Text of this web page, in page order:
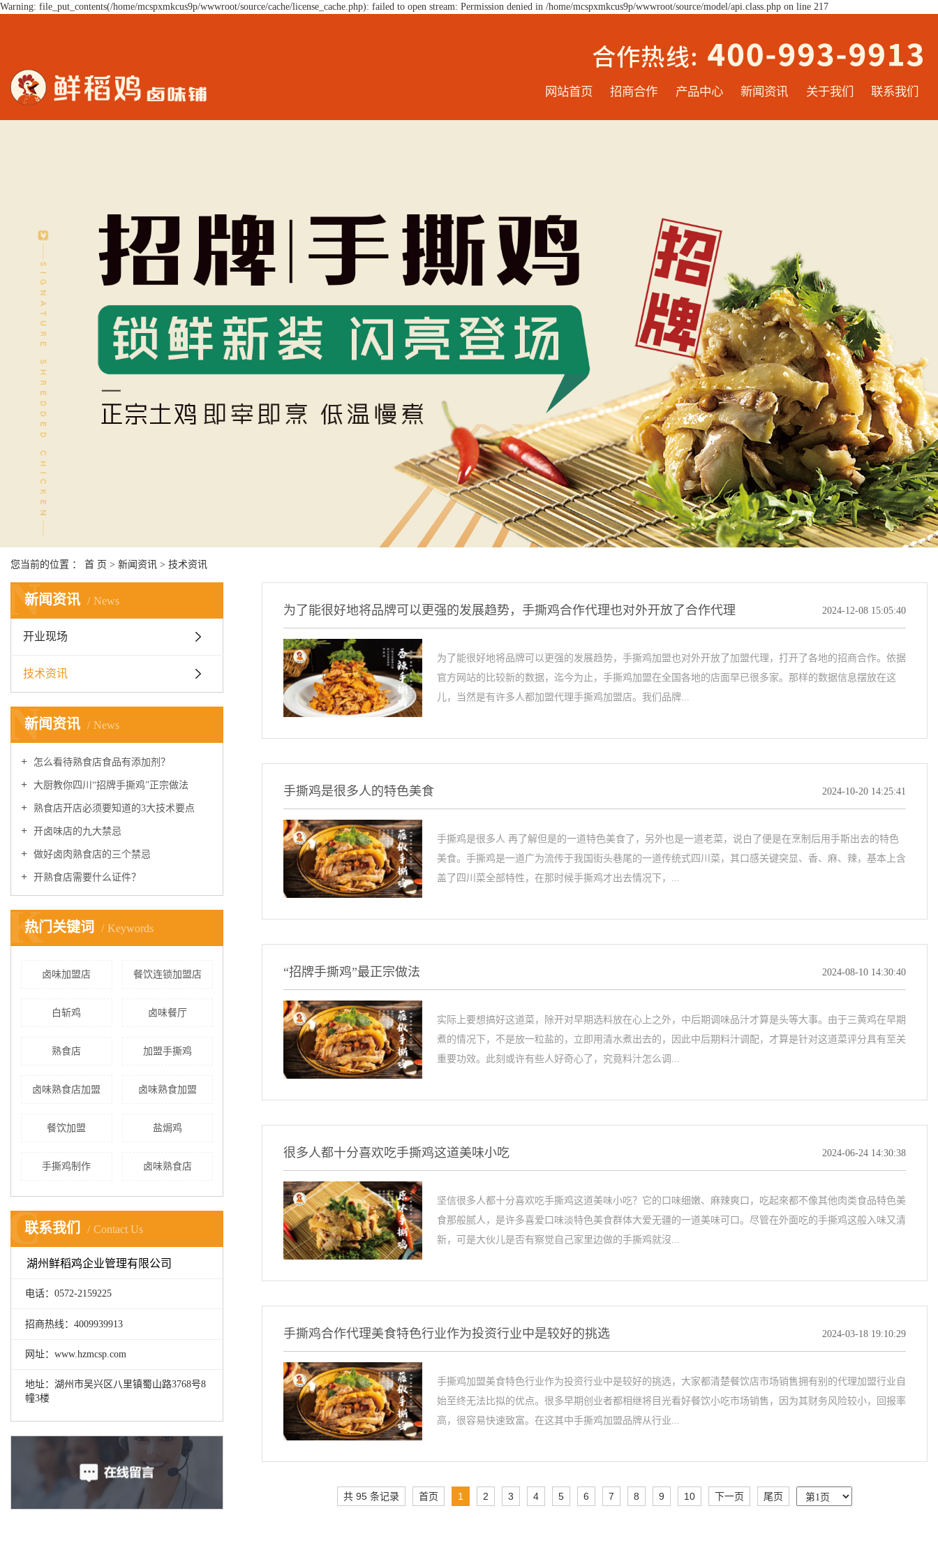
Warning: file_put_contents(/home/mcspxmkcus9p/wwwroot/source/cache/license_cache.php): failed to open stream: Permission denied in /home/mcspxmkcus9p/wwwroot/source/model/api.class.php on line 217
网站首页 招商合作 产品中心 新闻资讯 关于我们 联系我们
您当前的位置 ： 首 页 > 新闻资讯 > 技术资讯
新闻资讯 News
N
开业现场
技术资讯
新闻资讯 News
N
怎么看待熟食店食品有添加剂？
大厨教你四川“招牌手撕鸡”正宗做法
熟食店开店必须要知道的3大技术要点
开卤味店的九大禁忌
做好卤肉熟食店的三个禁忌
开熟食店需要什么证件？
热门关键词 Keywords
K
卤味加盟店 餐饮连锁加盟店
白斩鸡 卤味餐厅
熟食店 加盟手撕鸡
卤味熟食店加盟 卤味熟食加盟
餐饮加盟 盐焗鸡
手撕鸡制作 卤味熟食店
联系我们 Contact Us
C
湖州鲜稻鸡企业管理有限公司
电话：0572-2159225
招商热线：4009939913
网址：www.hzmcsp.com
地址：湖州市吴兴区八里镇蜀山路3768号8
幢3楼
为了能很好地将品牌可以更强的发展趋势，手撕鸡合作代理也对外开放了合作代理 2024-12-08 15:05:40
为了能很好地将品牌可以更强的发展趋势，手撕鸡加盟也对外开放了加盟代理，打开了各地的招商合作。依据
官方网站的比较新的数据，迄今为止，手撕鸡加盟在全国各地的店面早已很多家。那样的数据信息摆放在这
儿，当然是有许多人都加盟代理手撕鸡加盟店。我们品牌...
手撕鸡是很多人的特色美食 2024-10-20 14:25:41
手撕鸡是很多人 再了解但是的一道特色美食了，另外也是一道老菜，说白了便是在烹制后用手斯出去的特色
美食。手撕鸡是一道广为流传于我国街头巷尾的一道传统式四川菜，其口感关键突显、香、麻、辣，基本上含
盖了四川菜全部特性，在那时候手撕鸡才出去情况下，...
“招牌手撕鸡”最正宗做法 2024-08-10 14:30:40
实际上要想搞好这道菜，除开对早期选料放在心上之外，中后期调味品汁才算是头等大事。由于三黄鸡在早期
煮的情况下，不是放一粒盐的，立即用清水煮出去的，因此中后期料汁调配，才算是针对这道菜评分具有至关
重要功效。此刻或许有些人好奇心了，究竟料汁怎么调...
很多人都十分喜欢吃手撕鸡这道美味小吃 2024-06-24 14:30:38
坚信很多人都十分喜欢吃手撕鸡这道美味小吃？它的口味细嫩、麻辣爽口，吃起來都不像其他肉类食品特色美
食那般腻人，是许多喜爱口味淡特色美食群体大爱无疆的一道美味可口。尽管在外面吃的手撕鸡这般入味又清
新，可是大伙儿是否有察觉自己家里边做的手撕鸡就沒...
手撕鸡合作代理美食特色行业作为投资行业中是较好的挑选 2024-03-18 19:10:29
手撕鸡加盟美食特色行业作为投资行业中是较好的挑选，大家都清楚餐饮店市场销售拥有别的代理加盟行业自
始至终无法比拟的优点。很多早期创业者都相继将目光看好餐饮小吃市场销售，因为其财务风险较小，回报率
高，很容易快速致富。在这其中手撕鸡加盟品牌从行业...
共 95 条记录 首页 1 2 3 4 5 6 7 8 9 10 下一页 尾页